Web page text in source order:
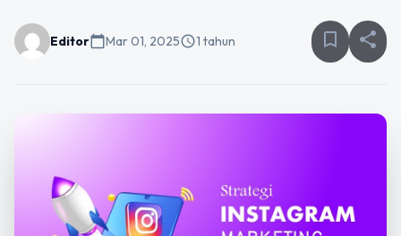
Editorcalendar_todayMar 01, 2025schedule1 tahun bookmark_border share